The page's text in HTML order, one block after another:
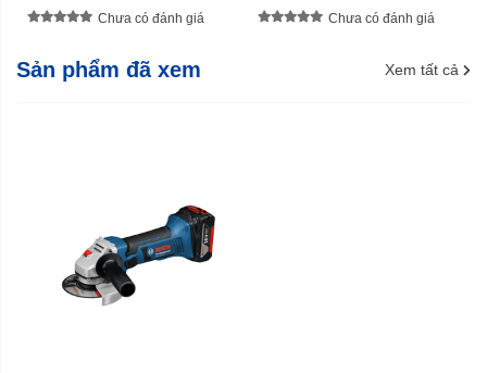
Chưa có đánh giá Chưa có đánh giá
Sản phẩm đã xem Xem tất cả